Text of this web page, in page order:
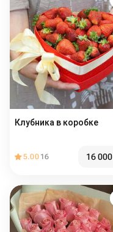
Клубника в коробке
5.00 16 16 000